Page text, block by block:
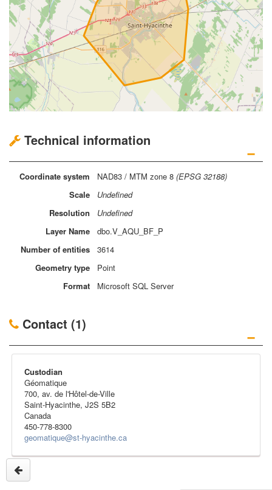
Technical information
−
Coordinatesystem NAD83 / MTM zone 8(EPSG 32188)
Scale
Undefined
Resolution
Undefined
LayerName
dbo.V_AQU_BF_P
Number ofentities
3614
Geometrytype
Point
Format
Microsoft SQL Server
Contact (1)
−
Custodian
Géomatique
700, av. de l'Hôtel-de-Ville
Saint-Hyacinthe, J2S 5B2
Canada
450-778-8300
geomatique@st-hyacinthe.ca